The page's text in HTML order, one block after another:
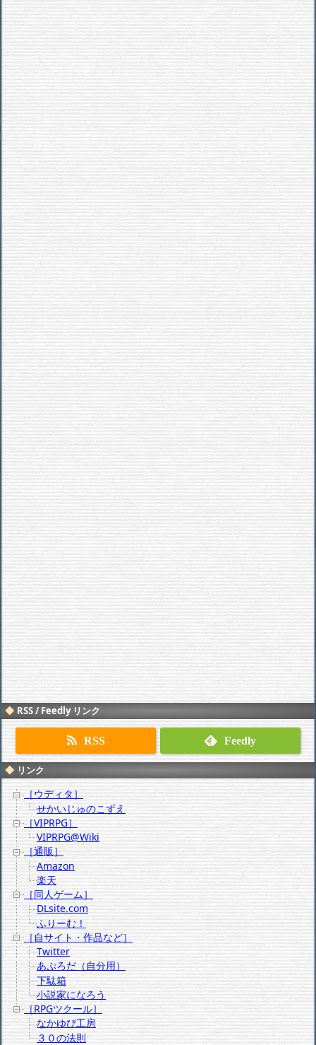
RSS / Feedly リンク
RSS Feedly
リンク
［ウディタ］
せかいじゅのこずえ
［VIPRPG］
VIPRPG@Wiki
［通販］
Amazon
楽天
［同人ゲーム］
DLsite.com
ふりーむ！
［自サイト・作品など］
Twitter
あぷろだ（自分用）
下駄箱
小説家になろう
［RPGツクール］
なかゆび工房
３０の法則